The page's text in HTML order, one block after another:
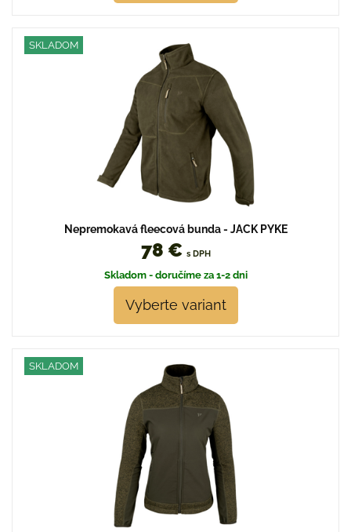
SKLADOM
Nepremokavá fleecová bunda - JACK PYKE
78 € s DPH
Skladom - doručíme za 1-2 dni
Vyberte variant
SKLADOM